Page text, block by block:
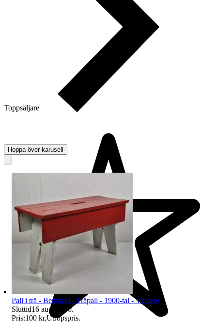
Toppsäljare
Hoppa över karusell
Pall i trä - Bemålad - Träpall - 1900-tal - Vintage
Sluttid16 aug 18:00.
Pris:100 kr,Utropspris.